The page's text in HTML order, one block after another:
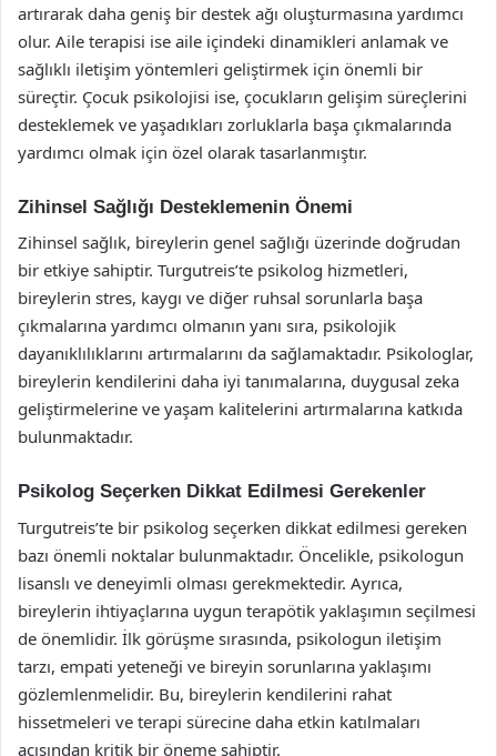
artırarak daha geniş bir destek ağı oluşturmasına yardımcı
olur. Aile terapisi ise aile içindeki dinamikleri anlamak ve
sağlıklı iletişim yöntemleri geliştirmek için önemli bir
süreçtir. Çocuk psikolojisi ise, çocukların gelişim süreçlerini
desteklemek ve yaşadıkları zorluklarla başa çıkmalarında
yardımcı olmak için özel olarak tasarlanmıştır.
Zihinsel Sağlığı Desteklemenin Önemi
Zihinsel sağlık, bireylerin genel sağlığı üzerinde doğrudan
bir etkiye sahiptir. Turgutreis’te psikolog hizmetleri,
bireylerin stres, kaygı ve diğer ruhsal sorunlarla başa
çıkmalarına yardımcı olmanın yanı sıra, psikolojik
dayanıklılıklarını artırmalarını da sağlamaktadır. Psikologlar,
bireylerin kendilerini daha iyi tanımalarına, duygusal zeka
geliştirmelerine ve yaşam kalitelerini artırmalarına katkıda
bulunmaktadır.
Psikolog Seçerken Dikkat Edilmesi Gerekenler
Turgutreis’te bir psikolog seçerken dikkat edilmesi gereken
bazı önemli noktalar bulunmaktadır. Öncelikle, psikologun
lisanslı ve deneyimli olması gerekmektedir. Ayrıca,
bireylerin ihtiyaçlarına uygun terapötik yaklaşımın seçilmesi
de önemlidir. İlk görüşme sırasında, psikologun iletişim
tarzı, empati yeteneği ve bireyin sorunlarına yaklaşımı
gözlemlenmelidir. Bu, bireylerin kendilerini rahat
hissetmeleri ve terapi sürecine daha etkin katılmaları
açısından kritik bir öneme sahiptir.